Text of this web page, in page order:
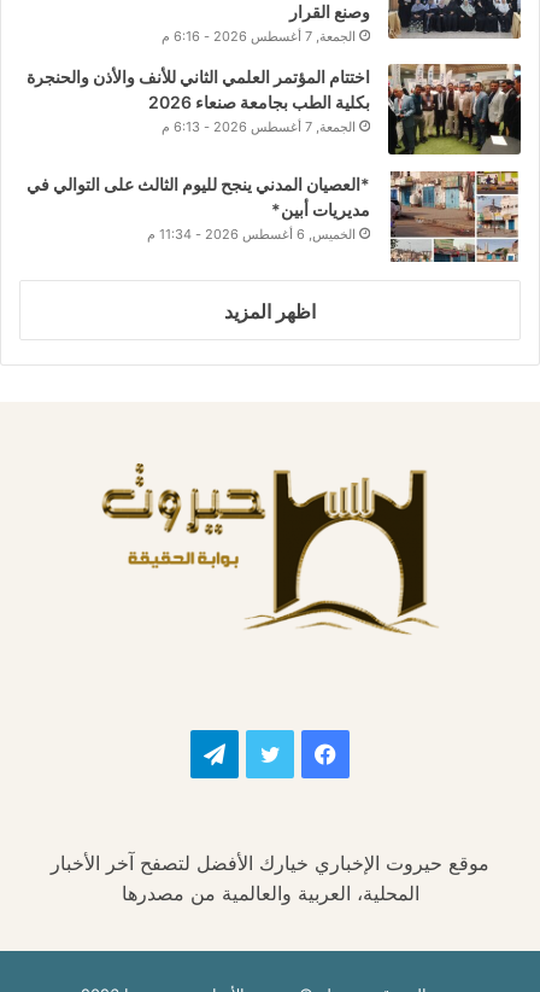
وصنع القرار
الجمعة, 7 أغسطس 2026 - 6:16 م
اختتام المؤتمر العلمي الثاني للأنف والأذن والحنجرة
بكلية الطب بجامعة صنعاء 2026
الجمعة, 7 أغسطس 2026 - 6:13 م
*العصيان المدني ينجح لليوم الثالث على التوالي في
مديريات أبين*
الخميس, 6 أغسطس 2026 - 11:34 م
اظهر المزيد
فيسبوك تويتر تيلقرام
موقع حيروت الإخباري خيارك الأفضل لتصفح آخر الأخبار
المحلية، العربية والعالمية من مصدرها